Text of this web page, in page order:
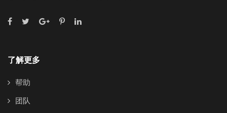
了解更多
帮助
团队